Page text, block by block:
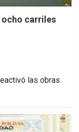
carriles
las obras